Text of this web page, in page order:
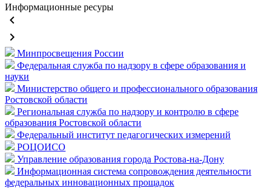
Информационные ресуры
keyboard_arrow_left
keyboard_arrow_right
Минпросвещения России
Федеральная служба по надзору в сфере образования и
науки
Министерство общего и профессионального образования
Ростовской области
Региональная служба по надзору и контролю в сфере
образования Ростовской области
Федеральный институт педагогических измерений
РОЦОИСО
Управление образования города Ростова-на-Дону
Информационная система сопровождения деятельности
федеральных инновационных прощадок